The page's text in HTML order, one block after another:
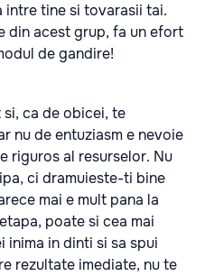
intre tine si tovarasii tai.
din acest grup, fa un efort
de gandire!
ca de obicei, te
nu de entuziasm e nevoie
riguros al resurselor. Nu
ci dramuieste-ti bine
mai e mult pana la
poate si cea mai
in dinti si sa spui
rezultate imediate, nu te